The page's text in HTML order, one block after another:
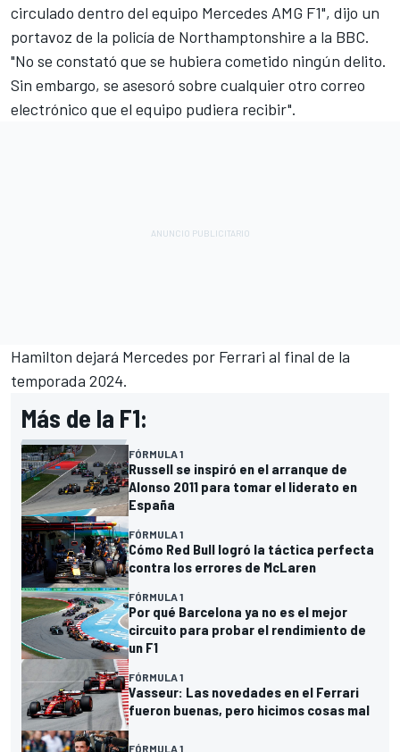
circulado dentro del equipo Mercedes AMG F1", dijo un
portavoz de la policía de Northamptonshire a la BBC.
"No se constató que se hubiera cometido ningún delito.
Sin embargo, se asesoró sobre cualquier otro correo
electrónico que el equipo pudiera recibir".
Hamilton dejará Mercedes por Ferrari al final de la
temporada 2024.
Más de la F1:
FÓRMULA 1
Russell se inspiró en el arranque de
Alonso 2011 para tomar el liderato en
España
FÓRMULA 1
Cómo Red Bull logró la táctica perfecta
contra los errores de McLaren
FÓRMULA 1
Por qué Barcelona ya no es el mejor
circuito para probar el rendimiento de
un F1
FÓRMULA 1
Vasseur: Las novedades en el Ferrari
fueron buenas, pero hicimos cosas mal
FÓRMULA 1